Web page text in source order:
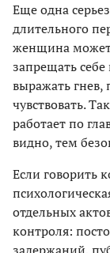
Еще одна
длительного
женщина может
запрещать себе
выражать
чувствовать.
работает по
видно, тем
Если говорить
отдельных
контроля: